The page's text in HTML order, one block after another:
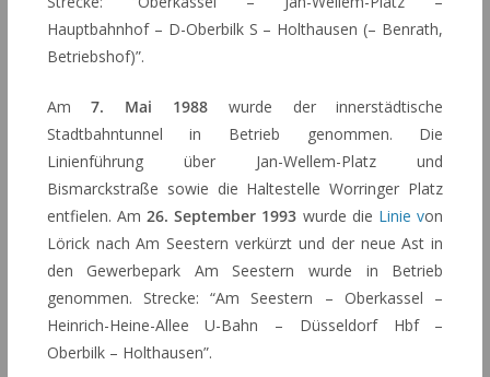
Hauptbahnhof – D-Oberbilk S – Holthausen (– Benrath,
Betriebshof)”.
Am7. Mai 1988 wurde der innerstädtische
Stadtbahntunnel in Betrieb genommen. Die
Linienführung über Jan-Wellem-Platz und
Bismarckstraße sowie die Haltestelle Worringer Platz
entfielen. Am26. September 1993 wurde die Linie von
Lörick nach Am Seestern verkürzt und der neue Ast in
den Gewerbepark Am Seestern wurde in Betrieb
genommen. Strecke: “Am Seestern – Oberkassel –
Heinrich-Heine-Allee U-Bahn – Düsseldorf Hbf –
Oberbilk – Holthausen”.